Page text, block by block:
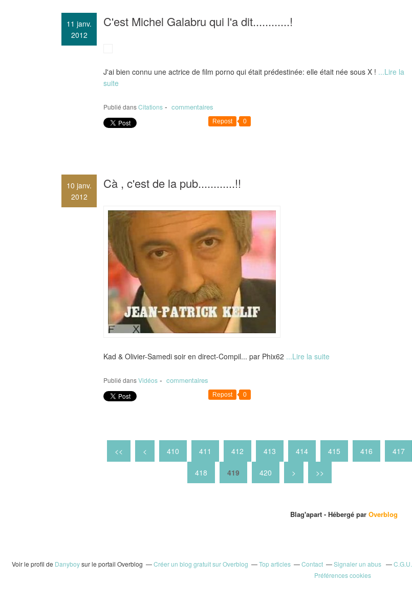
C'est Michel Galabru qui l'a dit............!
11 janv.
2012
J'ai bien connu une actrice de film porno qui était prédestinée: elle était née sous X ! ...Lire la
suite
Publié dansCitations - commentaires
Repost 0
Cà , c'est de la pub............!!
10 janv.
2012
Kad & Olivier-Samedi soir en direct-Compil... par Phix62 ...Lire la suite
Publié dansVidéos - commentaires
Repost 0
<< < 400
410 411 412 413 414 415 416 417
418 419 420 430
440
450
460
470
480
490
500
600
700
800
> >>
Blag'apart - Hébergé par Overblog
Voir le profil de Danyboysur le portail Overblog Créer un blog gratuit sur Overblog Top articles Contact Signaler un abus C.G.U.
Préférences cookies